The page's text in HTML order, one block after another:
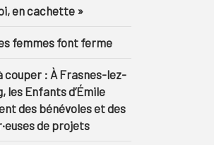
en cachette »
femmes font ferme
couper : À Frasnes-lez-
les Enfants d’Émile
des bénévoles et des
de projets